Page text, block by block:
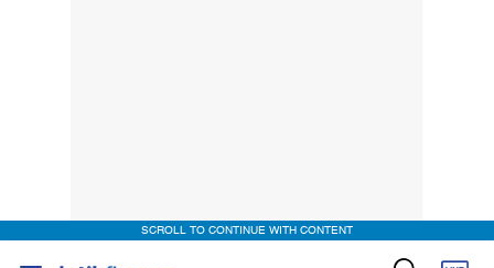
SCROLL TO CONTINUE WITH CONTENT